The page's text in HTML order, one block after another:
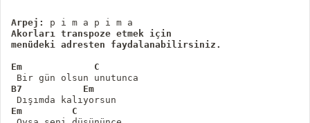
Arpej:
Akorları transpoze etmek için
menüdeki adresten faydalanabilirsiniz.
Em             C
B7           Em
Em         C